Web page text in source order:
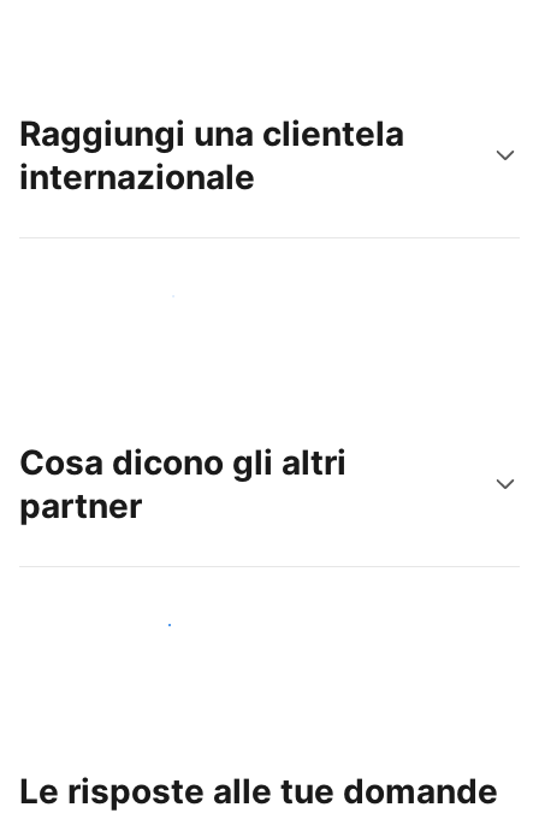
Raggiungi una clientela
internazionale
Raggiungi subito nuovi ospiti
Cosa dicono gli altri
partner
Unisciti ad altri host come te
Le risposte alle tue domande